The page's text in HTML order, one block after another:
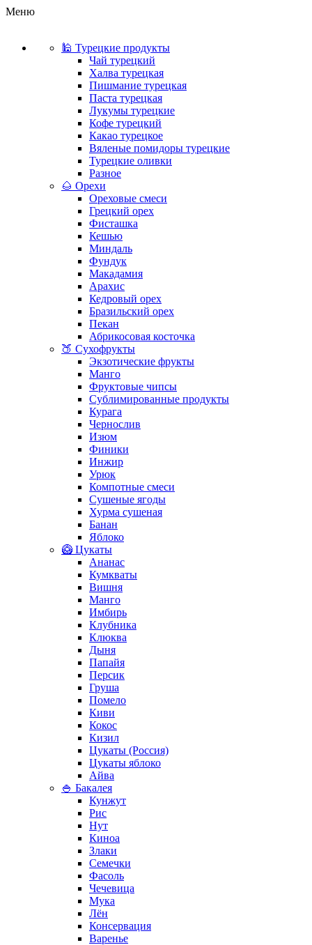
Меню
🕌 Турецкие продукты
Чай турецкий
Халва турецкая
Пишмание турецкая
Паста турецкая
Лукумы турецкие
Кофе турецкий
Какао турецкое
Вяленые помидоры турецкие
Турецкие оливки
Разное
🌰 Орехи
Ореховые смеси
Грецкий орех
Фисташка
Кешью
Миндаль
Фундук
Макадамия
Арахис
Кедровый орех
Бразильский орех
Пекан
Абрикосовая косточка
🍑 Сухофрукты
Экзотические фрукты
Манго
Фруктовые чипсы
Сублимированные продукты
Курага
Чернослив
Изюм
Финики
Инжир
Урюк
Компотные смеси
Сушеные ягоды
Хурма сушеная
Банан
Яблоко
🥝 Цукаты
Ананас
Кумкваты
Вишня
Манго
Имбирь
Клубника
Клюква
Дыня
Папайя
Персик
Груша
Помело
Киви
Кокос
Кизил
Цукаты (Россия)
Цукаты яблоко
Айва
🍚 Бакалея
Кунжут
Рис
Нут
Киноа
Злаки
Семечки
Фасоль
Чечевица
Мука
Лён
Консервация
Варенье